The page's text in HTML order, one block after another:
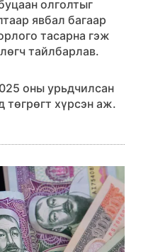
олголтыг
явбал багаар
тасарна гэж
тайлбарлав.
оны урьдчилсан
төгрөгт хүрсэн аж.